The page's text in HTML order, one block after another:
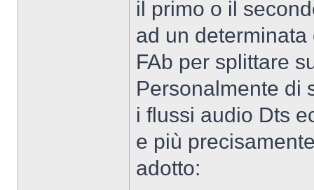
il primo o il
ad un
FAb per splittare
Personalmente di
i flussi audio Dts
e più
adotto: